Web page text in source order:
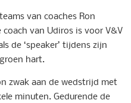
van coaches Ron
coach van Udiros is voor V&V
de ‘speaker’ tijdens zijn
hart.
zwak aan de wedstrijd met
minuten. Gedurende de